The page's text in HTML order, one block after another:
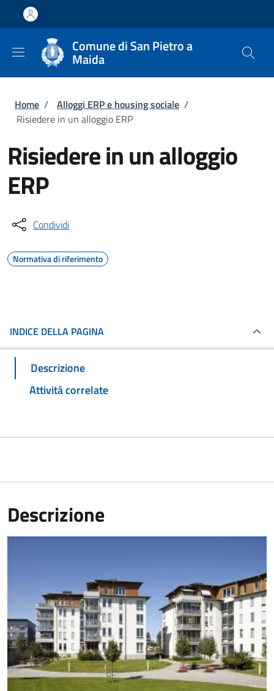
Salta al contenuto principale
Skip to footer content
Comune di San Pietro a
Maida
Briciole di pane
Home / Alloggi ERP e housing sociale /
Risiedere in un alloggio ERP
Risiedere in un alloggio
ERP
Condividi
Normativa di riferimento
INDICE DELLA PAGINA
Descrizione
Attività correlate
Descrizione